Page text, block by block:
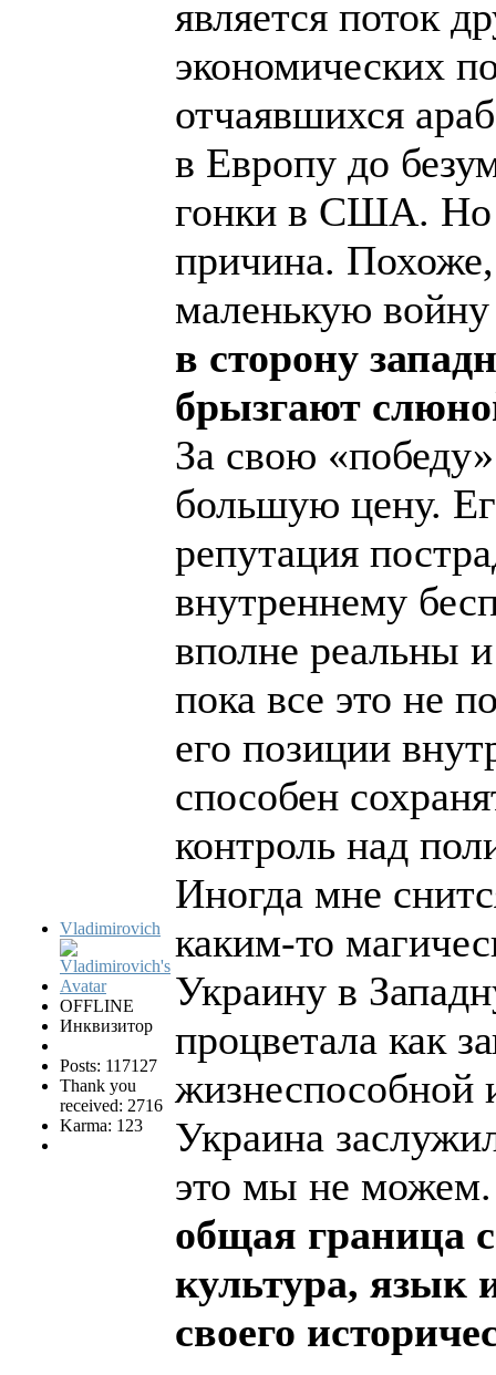
Vladimirovich
OFFLINE
Инквизитор
Posts: 117127
Thank you
received: 2716
Karma: 123
является поток
экономических
отчаявшихся
в Европу до
гонки в США. Но
причина.
маленькую
в сторону
брызгают
За свою
большую цену.
репутация
внутреннему
вполне реальны
пока все это не
его позиции
способен
контроль над
Иногда мне
каким-то
Украину в
процветала как
жизнеспособной
Украина
это мы не можем.
общая граница
культура, язык
своего